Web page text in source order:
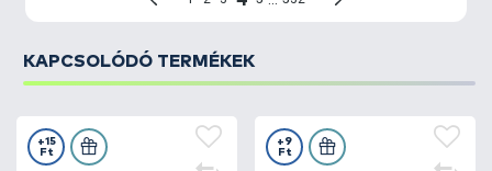
KAPCSOLÓDÓ TERMÉKEK
+15
Ft
+9
Ft